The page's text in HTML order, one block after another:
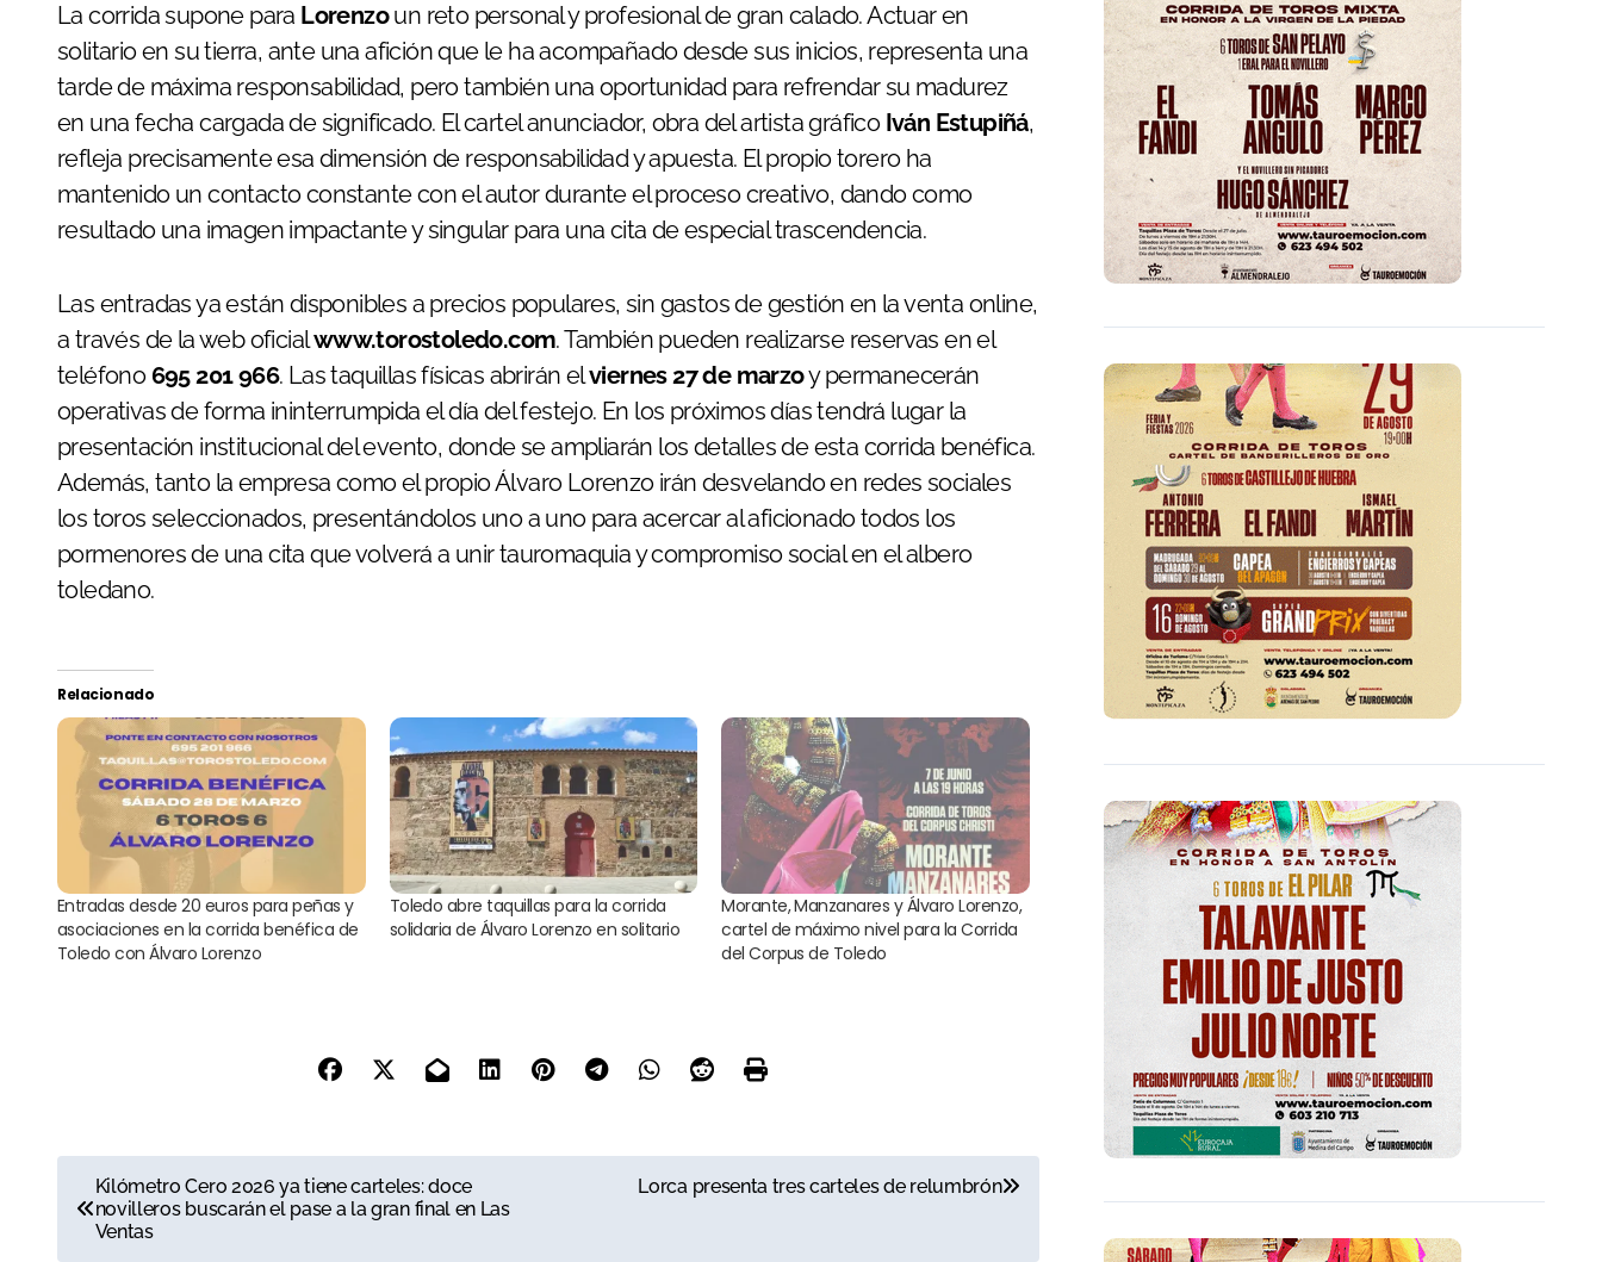
La corrida supone para Lorenzoun reto personal y profesional de gran calado. Actuar en
solitario en su tierra, ante una afición que le ha acompañado desde sus inicios, representa una
tarde de máxima responsabilidad, pero también una oportunidad para refrendar su madurez
en una fecha cargada de significado. El cartel anunciador, obra del artista gráfico Iván Estupiñá,
refleja precisamente esa dimensión de responsabilidad y apuesta. El propio torero ha
mantenido un contacto constante con el autor durante el proceso creativo, dando como
resultado una imagen impactante y singular para una cita de especial trascendencia.
Las entradas ya están disponibles a precios populares, sin gastos de gestión en la venta online,
a través de la web oficialwww.torostoledo.com. También pueden realizarse reservas en el
teléfono 695 201 966. Las taquillas físicas abrirán elviernes 27 de marzoy permanecerán
operativas de forma ininterrumpida el día del festejo. En los próximos días tendrá lugar la
presentación institucional del evento, donde se ampliarán los detalles de esta corrida benéfica.
Además, tanto la empresa como el propio Álvaro Lorenzo irán desvelando en redes sociales
los toros seleccionados, presentándolos uno a uno para acercar al aficionado todos los
pormenores de una cita que volverá a unir tauromaquia y compromiso social en el albero
toledano.
Relacionado
Entradas desde 20 euros para peñas y
asociaciones en la corrida benéfica de
Toledo con Álvaro Lorenzo
Toledo abre taquillas para la corrida
solidaria de Álvaro Lorenzo en solitario
Morante, Manzanares y Álvaro Lorenzo,
cartel de máximo nivel para la Corrida
del Corpus de Toledo
a
Kilómetro Cero 2026 ya tiene carteles: doce
novilleros buscarán el pase a la gran final en Las
Ventas
Lorca presenta tres carteles de relumbrón